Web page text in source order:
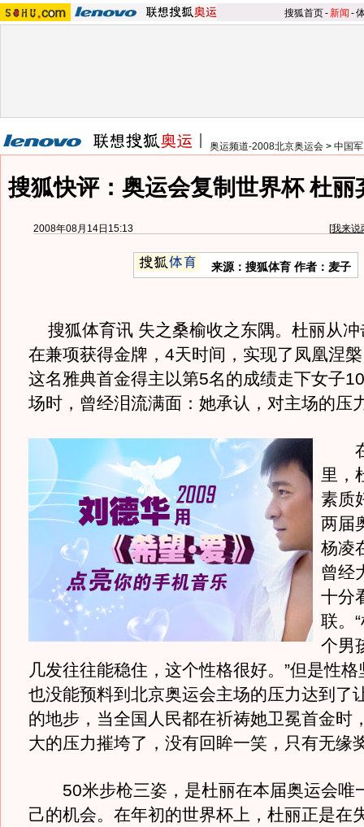
搜狐首页-新闻 -
奥运频道-2008北京奥运会 > 中国
搜狐快评：奥运会复制世界杯 杜丽
2008年08月14日15:13 [我来说
来源：搜狐体育 作者：麦子
搜狐体育讯 失之桑榆收之东隅。杜丽从冲
在兼项获得金牌，4天时间，实现了凤凰涅
这名雅典首金得主以第5名的成绩走下女子
场时，曾经泪流满面：她承认，对主场的压
在
里，
素质
两届
杨凌
曾经
十分
联。
个男
几发往往能稳住，这个性格很好。”但是性
也没能预料到北京奥运会主场的压力达到了
的地步，当全国人民都在祈祷她卫冕首金时
大的压力摧垮了，没有回眸一笑，只有无缘
50米步枪三姿，是杜丽在本届奥运会唯
己的机会。在年初的世界杯上，杜丽正是在